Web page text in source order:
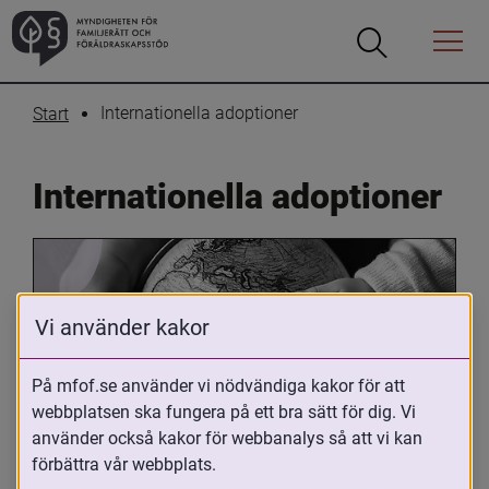
Öppna
Öppna
Menyn
Start Internationella adoptioner
Internationella adoptioner
Oavsett om du är adopterad,
adoptivförälder eller arbetar med
Vi använder kakor
På mfof.se använder vi nödvändiga kakor för att
webbplatsen ska fungera på ett bra sätt för dig. Vi
använder också kakor för webbanalys så att vi kan
förbättra vår webbplats.